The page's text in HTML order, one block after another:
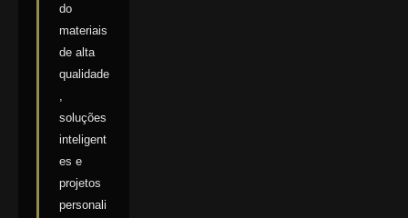
do
materiais
de alta
qualidade
soluções
inteligent
es e
projetos
personali